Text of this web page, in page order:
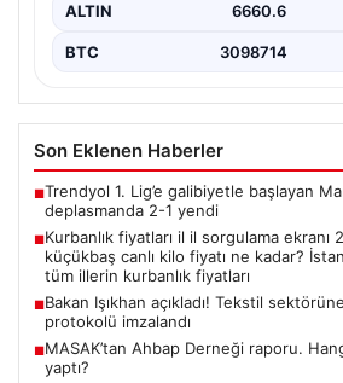
ALTIN 6660.6
BTC 3098714
Son Eklenen Haberler
■Trendyol 1. Lig’e galibiyetle başlayan
deplasmanda 2-1 yendi
■Kurbanlık fiyatları il il sorgulama ekranı
küçükbaş canlı kilo fiyatı ne kadar?
tüm illerin kurbanlık fiyatları
■Bakan Işıkhan açıkladı! Tekstil
protokolü imzalandı
■MASAK’tan Ahbap Derneği raporu.
yaptı?